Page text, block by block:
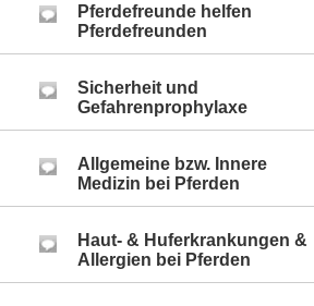
Pferdefreunde helfen
Pferdefreunden
Sicherheit und
Gefahrenprophylaxe
Allgemeine bzw. Innere
Medizin bei Pferden
Haut- & Huferkrankungen &
Allergien bei Pferden